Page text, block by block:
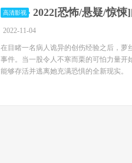
高清影视 2022[恐怖/悬疑/惊
2022-11-04
在目睹一名病人诡异的创伤经验之后，萝
事件。当一股令人不寒而栗的可怕力量
能够存活并逃离她充满恐惧的全新现实。